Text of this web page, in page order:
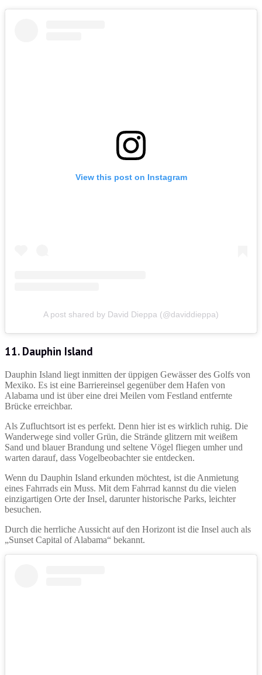
View this post on Instagram
A post shared by David Dieppa (@daviddieppa)
11. Dauphin Island
Dauphin Island liegt inmitten der üppigen Gewässer des Golfs von
Mexiko. Es ist eine Barriereinsel gegenüber dem Hafen von
Alabama und ist über eine drei Meilen vom Festland entfernte
Brücke erreichbar.
Als Zufluchtsort ist es perfekt. Denn hier ist es wirklich ruhig. Die
Wanderwege sind voller Grün, die Strände glitzern mit weißem
Sand und blauer Brandung und seltene Vögel fliegen umher und
warten darauf, dass Vogelbeobachter sie entdecken.
Wenn du Dauphin Island erkunden möchtest, ist die Anmietung
eines Fahrrads ein Muss. Mit dem Fahrrad kannst du die vielen
einzigartigen Orte der Insel, darunter historische Parks, leichter
besuchen.
Durch die herrliche Aussicht auf den Horizont ist die Insel auch als
„Sunset Capital of Alabama“ bekannt.